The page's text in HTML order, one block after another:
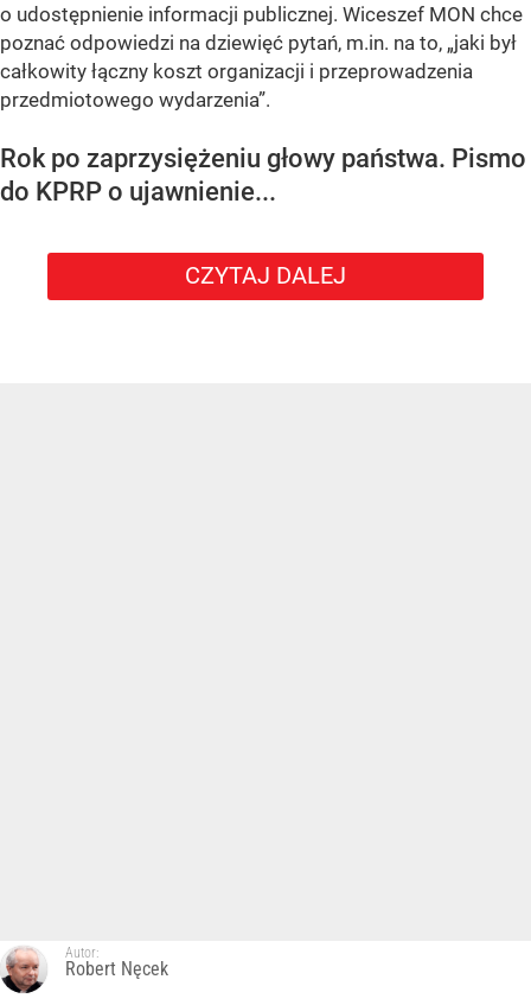
o udostępnienie informacji publicznej. Wiceszef MON chce
poznać odpowiedzi na dziewięć pytań, m.in. na to, „jaki był
całkowity łączny koszt organizacji i przeprowadzenia
przedmiotowego wydarzenia”.
Rok po zaprzysiężeniu głowy państwa. Pismo
do KPRP o ujawnienie...
CZYTAJ DALEJ
Autor:
Robert Nęcek